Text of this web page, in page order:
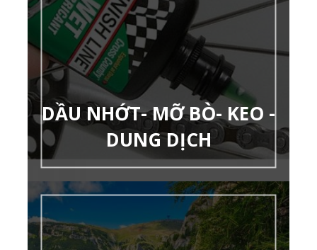
DẦU NHỚT- MỠ BÒ- KEO -
DUNG DỊCH